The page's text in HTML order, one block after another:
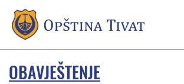
OBAVJEŠTENJE